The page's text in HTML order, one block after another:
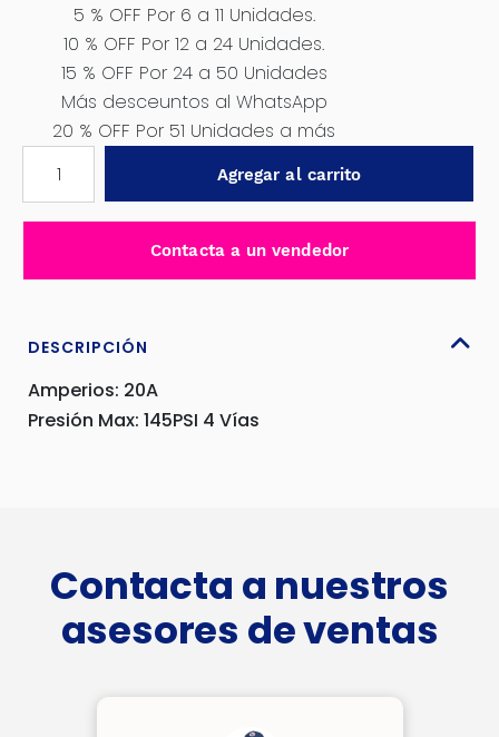
5 % OFF Por 6 a 11 Unidades.
10 % OFF Por 12 a 24 Unidades.
15 % OFF Por 24 a 50 Unidades
Más desceuntos al WhatsApp
20 % OFF Por 51 Unidades a más
145PSI
-
9004
cantidad
Agregar al carrito
Contacta a un vendedor
DESCRIPCIÓN
Amperios: 20A
Presión Max: 145PSI 4 Vías
Contacta a nuestros
asesores de ventas